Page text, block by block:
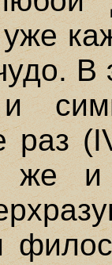
уже
и
раз
же и